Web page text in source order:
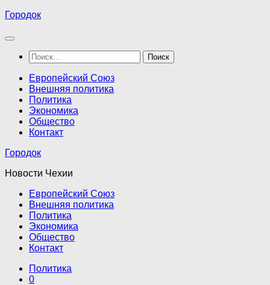
Перейти
содержимому
Городок
Найти:
Европейский Союз
Внешняя политика
Политика
Экономика
Общество
Контакт
Городок
Новости Чехии
Европейский Союз
Внешняя политика
Политика
Экономика
Общество
Контакт
Политика
0